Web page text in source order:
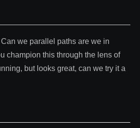
we parallel paths are we in
champion this through the lens of
but looks great, can we try it a